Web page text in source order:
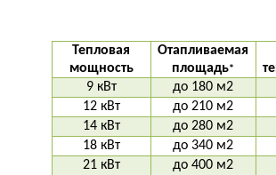
Тепловая
мощность
Отапливаемая
площадь*
9 кВт
до 180 м2
12 кВт
до 210 м2
14 кВт
до 280 м2
18 кВт
до 340 м2
21 кВт
до 400 м2